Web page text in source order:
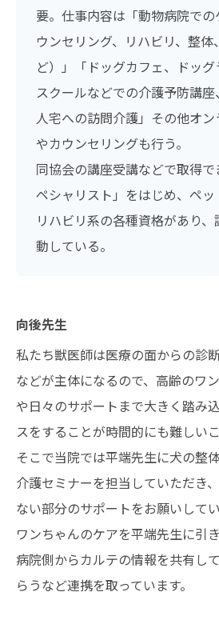
要。仕事内容は「動物病院で
ウンセリング、リハビリ、整体
ど）」「ドッグカフェ、ドッ
スクールなどでの介護予防講
人宅への訪問介護」その他オ
やカウンセリングも行う。
同協会の講座受講などで取得
ペシャリスト」をはじめ、ペッ
リハビリ系の各種資格があり
動している。
向後先生
私たち獣医師は医療の面からの診
などが主体になるので、高齢のワ
や日々のサポートまで大きく踏み
スをすることが時間的にも難しい
そこで当院では平端先生に犬の整
介護セミナーを担当していただき
ない部分のサポートをお願いして
ワンちゃんのケアを平端先生に引
病院側からカルテの情報を共有し
らうなど連携を取っています。